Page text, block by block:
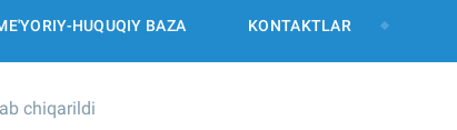
HUQUQIY BAZA KONTAKTLAR
chiqarildi